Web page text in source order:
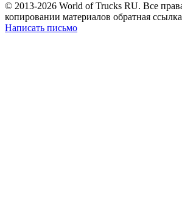
© 2013-2026 World of Trucks RU. Все
копировании материалов обратная ссылка
Написать письмо